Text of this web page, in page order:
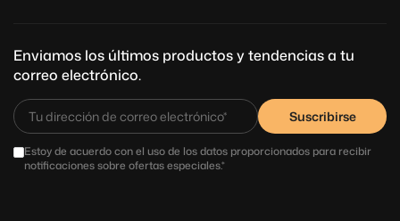
Enviamos los últimos productos y tendencias a tu
correo electrónico.
Suscribirse
Estoy de acuerdo con el uso de los datos proporcionados para recibir
notificaciones sobre ofertas especiales.*